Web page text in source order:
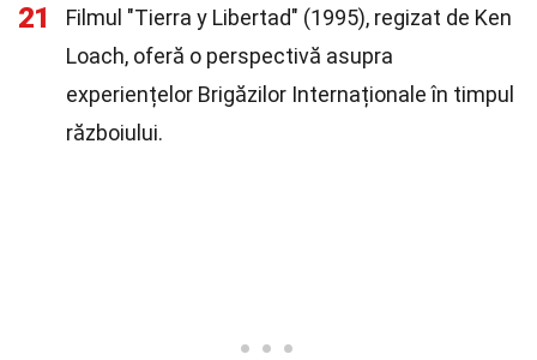
21
Filmul "Tierra y Libertad" (1995), regizat de Ken
Loach, oferă o perspectivă asupra
experiențelor Brigăzilor Internaționale în timpul
războiului.